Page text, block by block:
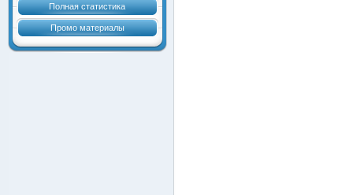
Полная статистика
Промо материалы